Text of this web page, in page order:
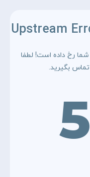
Upstream
رخ داده است! لطفا
بگیرید.